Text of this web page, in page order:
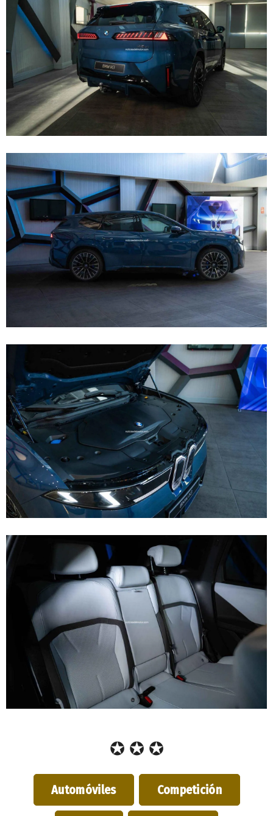
✪ ✪ ✪
Automóviles Competición